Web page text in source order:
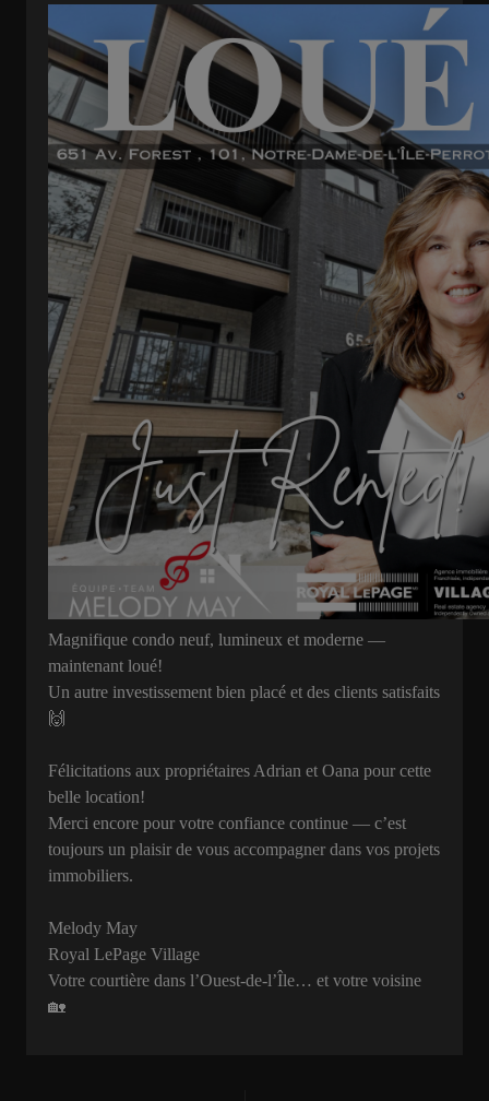
Magnifique condo neuf, lumineux et moderne —
maintenant loué!
Un autre investissement bien placé et des clients satisfaits
🙌
Félicitations aux propriétaires Adrian et Oana pour cette
belle location!
Merci encore pour votre confiance continue — c’est
toujours un plaisir de vous accompagner dans vos projets
immobiliers.
Melody May
Royal LePage Village
Votre courtière dans l’Ouest-de-l’Île… et votre voisine
🏡